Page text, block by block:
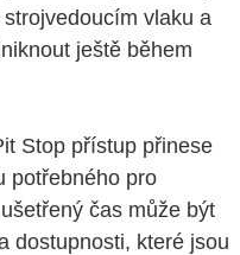
vlaku a
ještě během
Stop přístup přinese
potřebného pro
čas může být
dostupnosti, které jsou